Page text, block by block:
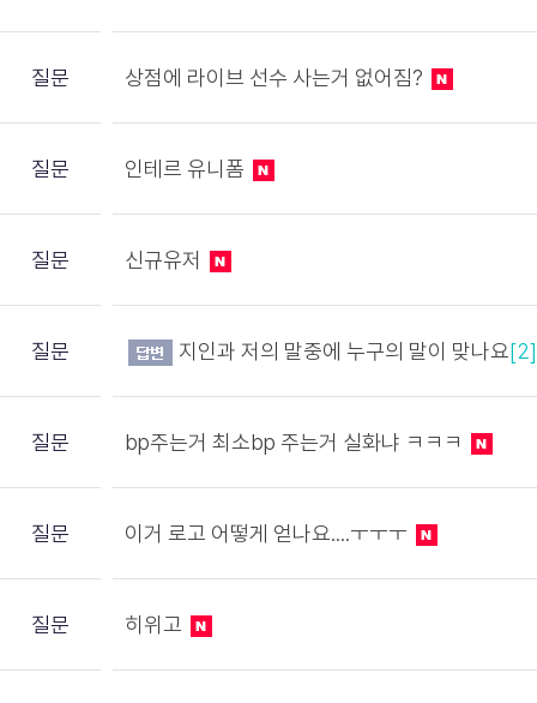
질문 상점에 라이브 선수 사는거 없어짐?
질문 인테르 유니폼
질문 신규유저
질문 지인과 저의 말중에 누구의 말이 맞나요[2]
질문 bp주는거 최소bp 주는거 실화냐 ㅋㅋㅋ
질문 이거 로고 어떻게 얻나요....ㅜㅜㅜ
질문 히위고